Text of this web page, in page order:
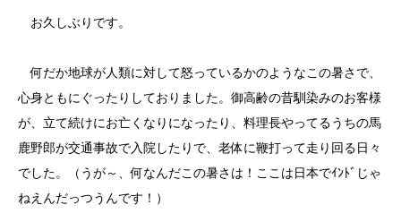
お久しぶりです。
何だか地球が人類に対して怒っているかのようなこの暑さで、
心身ともにぐったりしておりました。御高齢の昔馴染みのお客様
が、立て続けにお亡くなりになったり、料理長やってるうちの馬
鹿野郎が交通事故で入院したりで、老体に鞭打って走り回る日々
でした。（うが～、何なんだこの暑さは！ここは日本でｲﾝﾄﾞじゃ
ねえんだっつうんです！）